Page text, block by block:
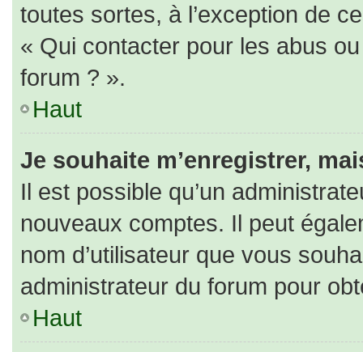
toutes sortes, à l’exception de
« Qui contacter pour les abus
forum ? ».
Haut
Je souhaite m’enregistrer,
Il est possible qu’un
nouveaux comptes. Il peut
nom d’utilisateur que vous
administrateur du forum pour
Haut